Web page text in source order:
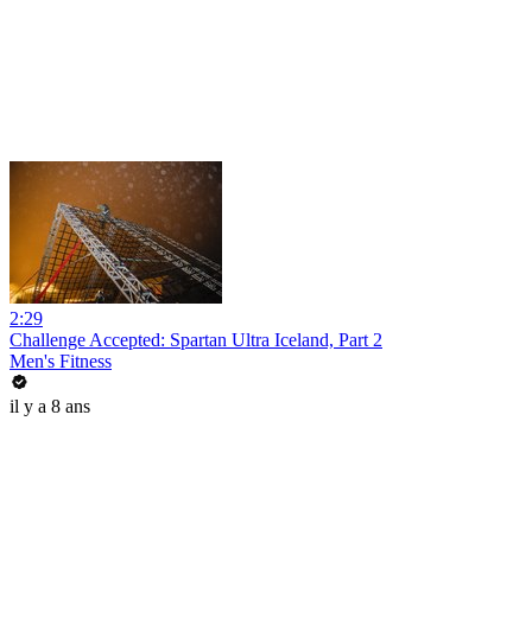
2:29
Challenge Accepted: Spartan Ultra Iceland, Part 2
Men's Fitness
il y a 8 ans